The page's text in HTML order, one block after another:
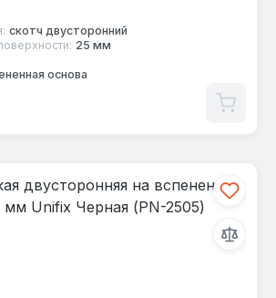
скотч двусторонний
25 мм
основа